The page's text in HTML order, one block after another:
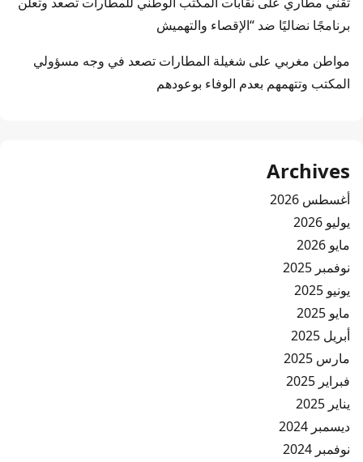
برنامجًا نضاليًا ضد “الإقصاء والتهميش
مواطن مغربي على شغيلة المطارات تصعد في وجه مسؤولي
المكتب وتتهمهم بعدم الوفاء بوعودهم
Archives
أغسطس 2026
يوليو 2026
مايو 2026
نوفمبر 2025
يونيو 2025
مايو 2025
أبريل 2025
مارس 2025
فبراير 2025
يناير 2025
ديسمبر 2024
نوفمبر 2024